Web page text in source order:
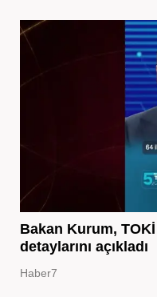
Bakan Kurum, TOKİ
detaylarını açıkladı
Haber7